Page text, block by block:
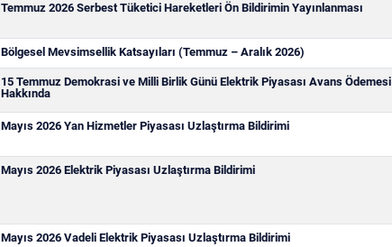
Temmuz 2026 Serbest Tüketici Hareketleri Ön Bildirimin Yayınlanması
Bölgesel Mevsimsellik Katsayıları (Temmuz – Aralık 2026)
15 Temmuz Demokrasi ve Milli Birlik Günü Elektrik Piyasası Avans Ödemesi
Hakkında
Mayıs 2026 Yan Hizmetler Piyasası Uzlaştırma Bildirimi
Mayıs 2026 Elektrik Piyasası Uzlaştırma Bildirimi
Mayıs 2026 Vadeli Elektrik Piyasası Uzlaştırma Bildirimi